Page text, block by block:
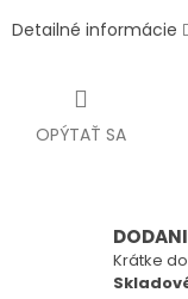
Detailné informácie
OPÝTAŤ SA
Krátke